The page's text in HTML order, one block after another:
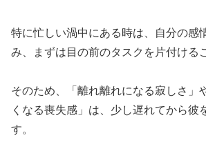
特に忙しい渦中にある時は、自分の感
み、まずは目の前のタスクを片付ける
そのため、「離れ離れになる寂しさ」
くなる喪失感」は、少し遅れてから彼
す。